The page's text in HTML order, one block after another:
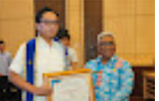
dari Kamboja, Polda
Bongkar Home Industri
Mengandung Etomidate